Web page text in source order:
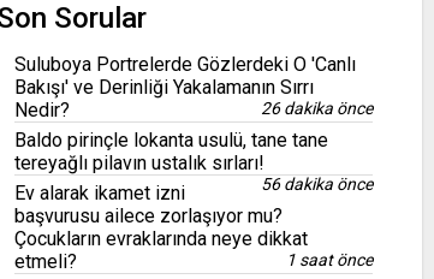
Sorular
Suluboya Portrelerde Gözlerdeki O 'Canlı
Bakışı' ve Derinliği Yakalamanın Sırrı
Nedir?
26 dakika önce
Baldo pirinçle lokanta usulü, tane tane
tereyağlı pilavın ustalık sırları!
56 dakika önce
Ev alarak ikamet izni
başvurusu ailece zorlaşıyor mu?
Çocukların evraklarında neye dikkat
etmeli?
1 saat önce